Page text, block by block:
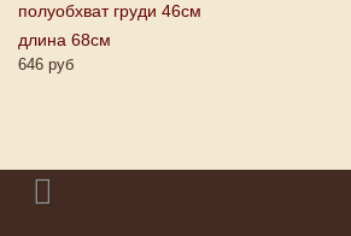
полуобхват груди 46см
длина 68см
646 руб